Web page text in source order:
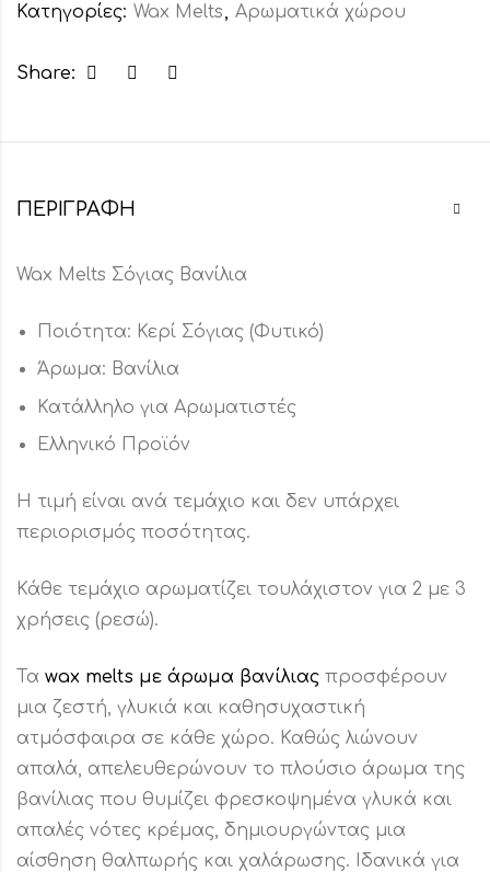
Κατηγορίες: Wax Melts, Αρωματικά χώρου
Share:
ΠΕΡΙΓΡΑΦΉ
Wax Melts Σόγιας Βανίλια
Ποιότητα: Κερί Σόγιας (Φυτικό)
Άρωμα: Βανίλια
Κατάλληλο για Αρωματιστές
Ελληνικό Προϊόν
Η τιμή είναι ανά τεμάχιο και δεν υπάρχει
περιορισμός ποσότητας.
Κάθε τεμάχιο αρωματίζει τουλάχιστον για 2 με 3
χρήσεις (ρεσώ).
Τα wax melts με άρωμα βανίλιας προσφέρουν
μια ζεστή, γλυκιά και καθησυχαστική
ατμόσφαιρα σε κάθε χώρο. Καθώς λιώνουν
απαλά, απελευθερώνουν το πλούσιο άρωμα της
βανίλιας που θυμίζει φρεσκοψημένα γλυκά και
απαλές νότες κρέμας, δημιουργώντας μια
αίσθηση θαλπωρής και χαλάρωσης. Ιδανικά για